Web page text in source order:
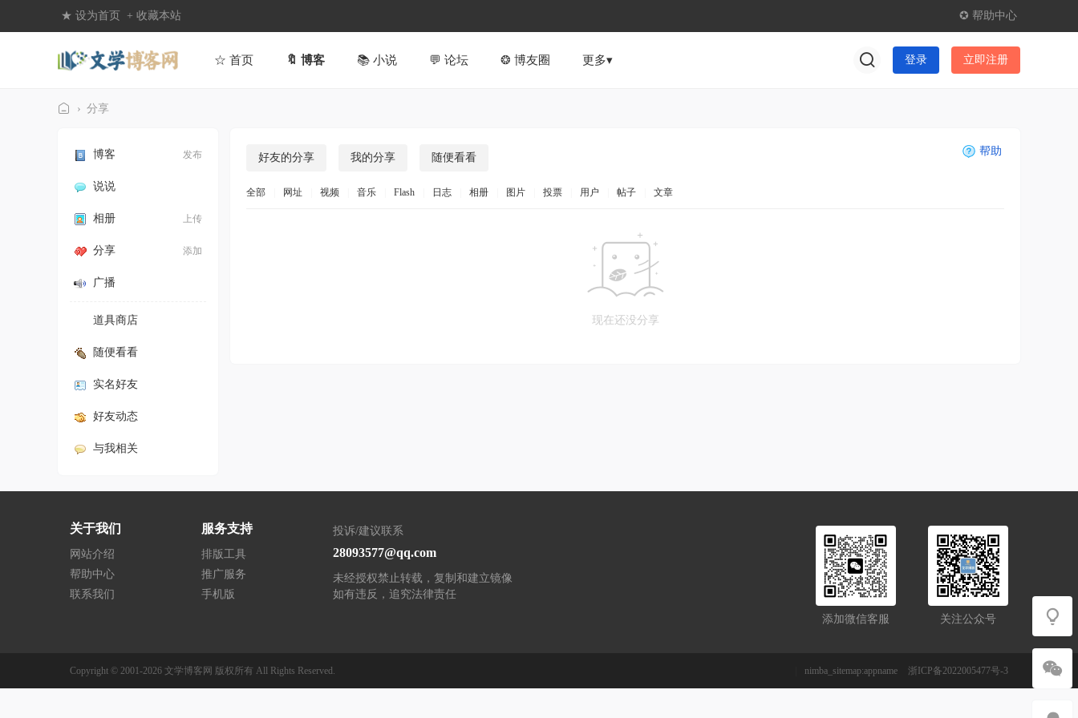
★ 设为首页 + 收藏本站 ✪ 帮助中心
☆ 首页 🔖 博客 📚︎ 小说 💬 论坛 ❂ 博友圈 更多▾ 登录 立即注册
› 分享
发布
博客
说说
上传
相册
添加
分享
广播
道具商店
随便看看
实名好友
好友动态
与我相关
帮助
好友的分享 我的分享 随便看看
全部 网址 视频 音乐 Flash 日志 相册 图片 投票 用户 帖子 文章
现在还没分享
关于我们
网站介绍
帮助中心
联系我们
服务支持
排版工具
推广服务
手机版
投诉/建议联系
28093577@qq.com
未经授权禁止转载，复制和建立镜像
如有违反，追究法律责任
关注公众号
添加微信客服
Copyright © 2001-2026 文学博客网 版权所有 All Rights Reserved. nimba_sitemap:appname 浙ICP备2022005477号-3